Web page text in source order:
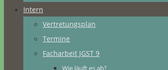
Intern
Vertretungsplan
Termine
Facharbeit JGST 9
Wie läuft es ab?